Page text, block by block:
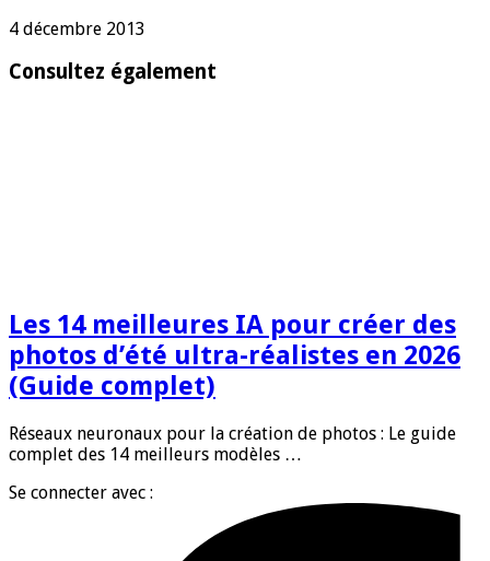
4 décembre 2013
Consultez également
Les 14 meilleures IA pour créer des
photos d’été ultra-réalistes en 2026
(Guide complet)
Réseaux neuronaux pour la création de photos : Le guide
complet des 14 meilleurs modèles …
Se connecter avec :